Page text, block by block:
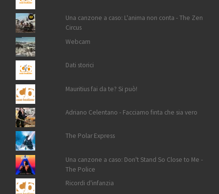
Una canzone a caso: L'anima non conta - The Zen
Circus
Webcam
Dati storici
Mauritius fai da te? Si può!
Adriano Celentano - Facciamo finta che sia vero
The Polar Express
Una canzone a caso: Don't Stand So Close to Me -
The Police
Ricordi d'infanzia